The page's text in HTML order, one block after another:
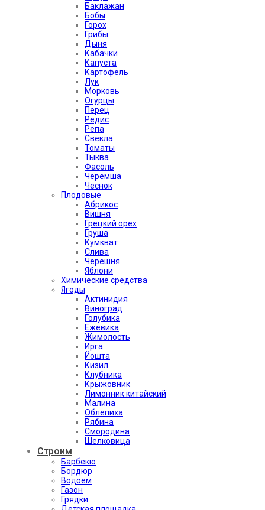
Баклажан
Бобы
Горох
Грибы
Дыня
Кабачки
Капуста
Картофель
Лук
Морковь
Огурцы
Перец
Редис
Репа
Свекла
Томаты
Тыква
Фасоль
Черемша
Чеснок
Плодовые
Абрикос
Вишня
Грецкий орех
Груша
Кумкват
Слива
Черешня
Яблони
Химические средства
Ягоды
Актинидия
Виноград
Голубика
Ежевика
Жимолость
Ирга
Йошта
Кизил
Клубника
Крыжовник
Лимонник китайский
Малина
Облепиха
Рябина
Смородина
Шелковица
Строим
Барбекю
Бордюр
Водоем
Газон
Грядки